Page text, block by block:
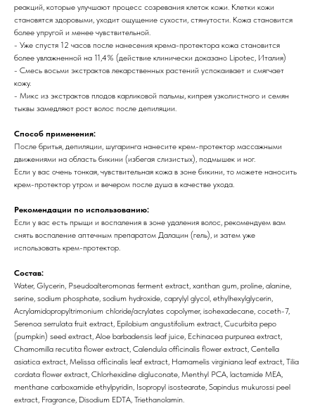
реакций, которые улучшают процесс созревания клеток кожи. Клетки кожи
становятся здоровыми, уходит ощущение сухости, стянутости. Кожа становится
более упругой и менее чувствительной.
- Уже спустя 12 часов после нанесения крема-протектора кожа становится
более увлажненной на 11,4% (действие клинически доказано Lipotec, Италия)
- Смесь восьми экстрактов лекарственных растений успокаивает и смягчает
кожу.
- Микс из экстрактов плодов карликовой пальмы, кипрея узколистного и семян
тыквы замедляют рост волос после депиляции.
Способ применения:
После бритья, депиляции, шугаринга нанесите крем-протектор массажными
движениями на область бикини (избегая слизистых), подмышек и ног.
Если у вас очень тонкая, чувствительная кожа в зоне бикини, то можете наносить
крем-протектор утром и вечером после душа в качестве ухода.
Рекомендации по использованию:
Если у вас есть прыщи и воспаления в зоне удаления волос, рекомендуем вам
снять воспаление аптечным препаратом Далацин (гель), и затем уже
использовать крем-протектор.
Состав:
Water, Glycerin, Pseudoalteromonas ferment extract, xanthan gum, proline, alanine,
serine, sodium phosphate, sodium hydroxide, caprylyl glycol, ethylhexylglycerin,
Acrylamidopropyltrimonium chloride/acrylates copolymer, isohexadecane, coceth-7,
Serenoa serrulata fruit extract, Epilobium angustifolium extract, Cucurbita pepo
(pumpkin) seed extract, Aloe barbadensis leaf juice, Echinacea purpurea extract,
Chamomilla recutita flower extract, Calendula officinalis flower extract, Centella
asiatica extract, Melissa officinalis leaf extract, Hamamelis virginiana leaf extract, Tilia
cordata flower extract, Chlorhexidine digluconate, Menthyl PCA, lactamide MEA,
menthane carboxamide ethylpyridin, Isopropyl isostearate, Sapindus mukurossi peel
extract, Fragrance, Disodium EDTA, Triethanolamin.